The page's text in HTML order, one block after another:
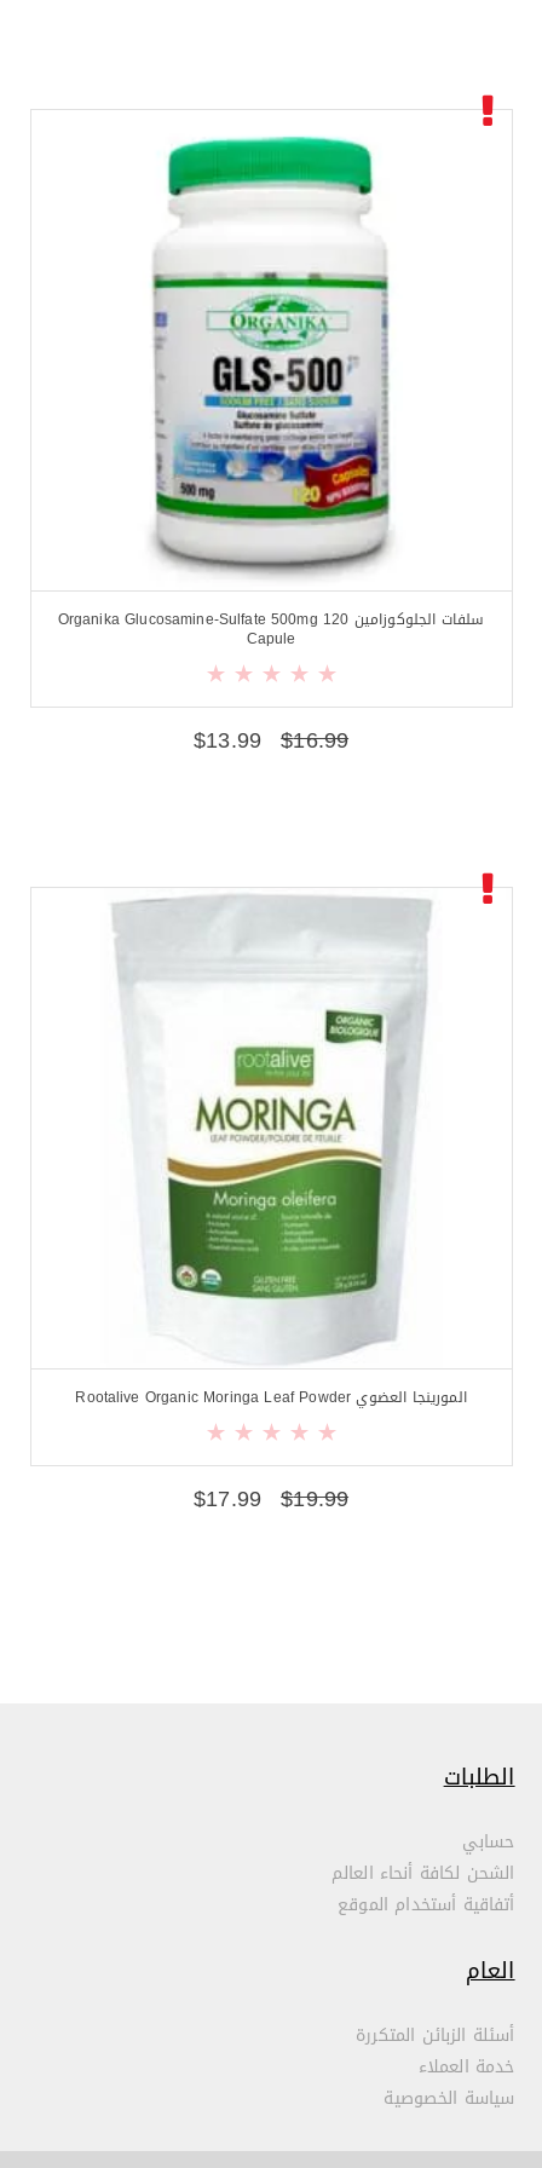
سلفات الجلوكوزامين Organika Glucosamine-Sulfate 500mg 120
Capule
$16.99
$13.99
المورينجا العضوي Rootalive Organic Moringa Leaf Powder
$19.99
$17.99
الطلبات
حسابي
الشحن لكافة أنحاء العالم
أتفاقية أستخدام الموقع
العام
أسئلة الزبائن المتكررة
خدمة العملاء
سياسة الخصوصية